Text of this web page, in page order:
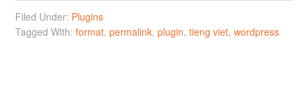
Filed Under: Plugins
Tagged With:format,permalink,plugin,tieng viet,wordpress